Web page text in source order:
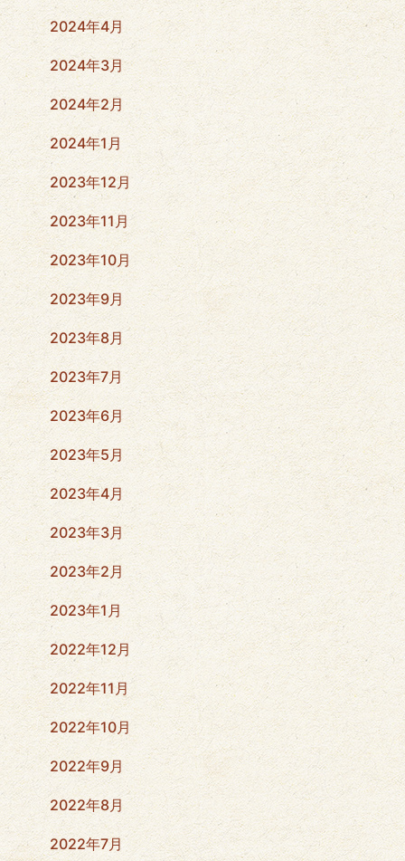
2024年4月
2024年3月
2024年2月
2024年1月
2023年12月
2023年11月
2023年10月
2023年9月
2023年8月
2023年7月
2023年6月
2023年5月
2023年4月
2023年3月
2023年2月
2023年1月
2022年12月
2022年11月
2022年10月
2022年9月
2022年8月
2022年7月